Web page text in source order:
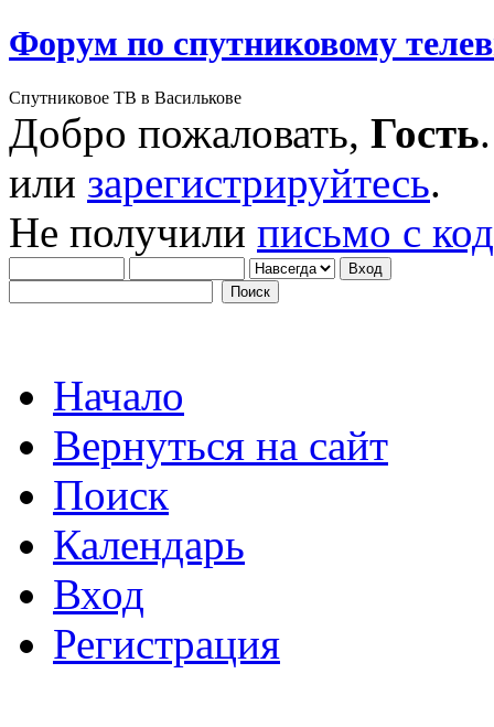
Форум по спутниковому
Спутниковое ТВ в Василькове
Добро пожаловать, Гость
или зарегистрируйтесь.
Не получили письмо с
Начало
Вернуться на сайт
Поиск
Календарь
Вход
Регистрация